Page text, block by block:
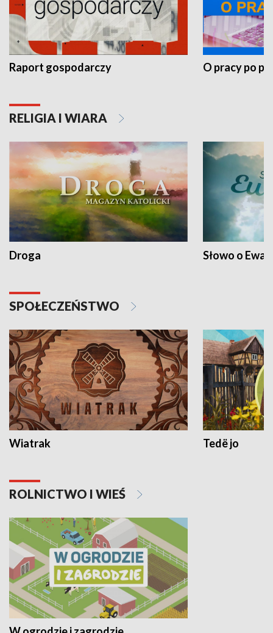
Raport gospodarczy O pracy po
RELIGIA I WIARA
Droga Słowo o
SPOŁECZEŃSTWO
Wiatrak Tedë jo
ROLNICTWO I WIEŚ